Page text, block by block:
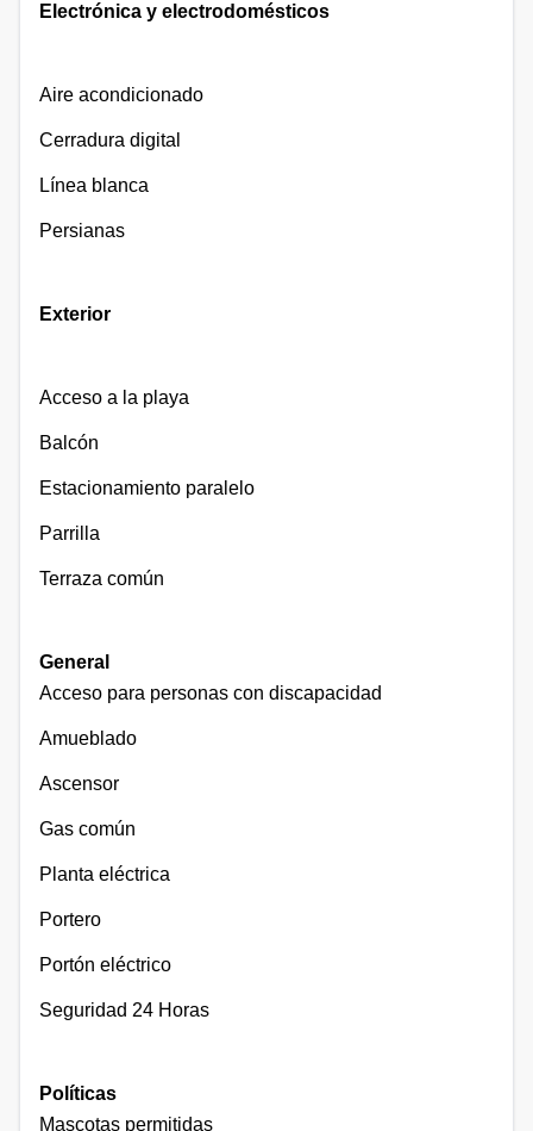
Electrónica y electrodomésticos
Aire acondicionado
Cerradura digital
Línea blanca
Persianas
Exterior
Acceso a la playa
Balcón
Estacionamiento paralelo
Parrilla
Terraza común
General
Acceso para personas con discapacidad
Amueblado
Ascensor
Gas común
Planta eléctrica
Portero
Portón eléctrico
Seguridad 24 Horas
Políticas
Mascotas permitidas